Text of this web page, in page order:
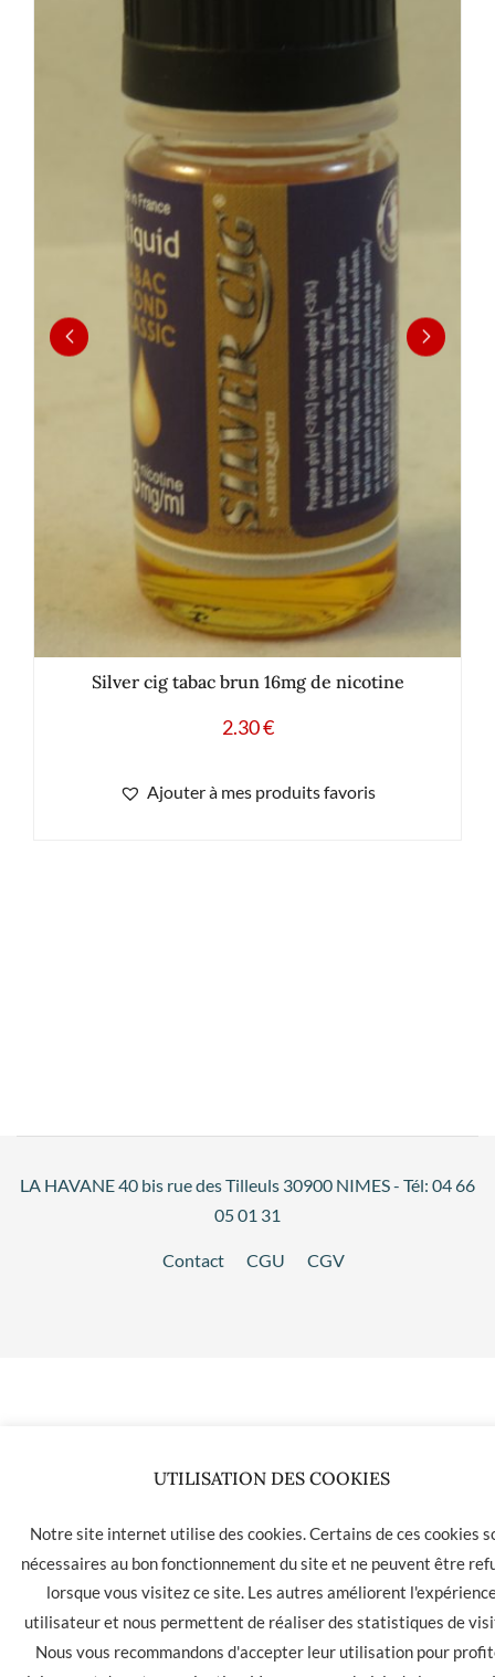
Silver cig tabac brun 16mg de nicotine
2.30€
Ajouter à mes produits favoris
LA HAVANE 40 bis rue des Tilleuls 30900 NIMES - Tél: 04 66
05 01 31
Contact CGU CGV
UTILISATION DES COOKIES
Notre site internet utilise des cookies. Certains de ces cookies
nécessaires au bon fonctionnement du site et ne peuvent être
lorsque vous visitez ce site. Les autres améliorent
utilisateur et nous permettent de réaliser des statistiques de
Nous vous recommandons d'accepter leur utilisation pour